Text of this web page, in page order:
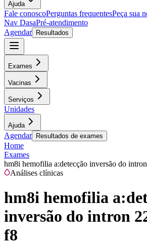
Ajuda
Fale conoscoPerguntas frequentesPeça sua
Nav DasaPré-atendimento
Agendar
Resultados
Exames
Vacinas
Serviços
Unidades
Ajuda
Agendar Resultados de exames
Home
Exames
hm8i hemofilia a:detecção inversão do
Análises clínicas
hm8i hemofilia
inversão do intron
f8